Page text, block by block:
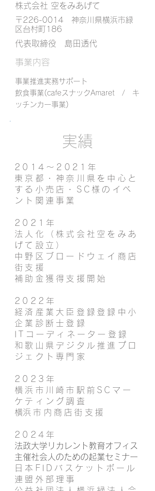
株式会社 空をみあげて
〒226-0014 神奈川県横浜市緑
区台村町186
代表取締役 島田透代
事業内容
事業推進実務サポート
飲食事業(cafeスナックAmaret / キ
ッチンカー事業)
実績
2014～2021年
東京都・神奈川県を中心と
する小売店・SC様のイベ
ント関連事業
2021年
法人化（株式会社空をみあ
げて設立）
中野区ブロードウェイ商店
街支援
補助金獲得支援開始
2022年
経済産業大臣登録登録中小
企業診断士登録
ITコーディネーター登録
和歌山県デジタル推進プロ
ジェクト専門家
2023年
横浜市川崎市駅前SCマー
ケティング調査
​横浜市内商店街支援
2024年
法政大学リカレント教育オフィス
主催社会人のための起業セミナー
日本 FIDバスケットボール
連盟外部理事